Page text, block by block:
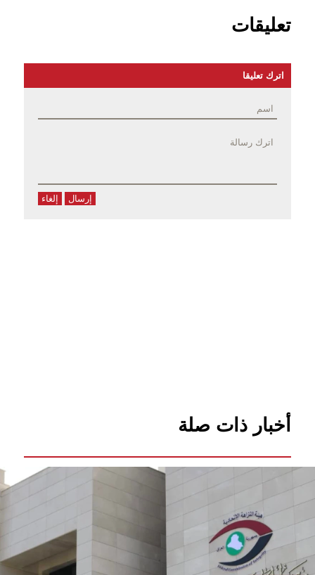
تعليقات
اترك تعليقا
إرسال إلغاء
أخبار ذات صلة